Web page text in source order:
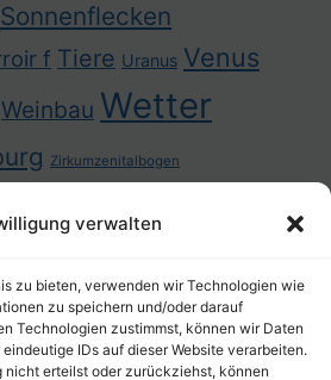
verwalten
zu bieten, verwenden wir Technologien wie
zu speichern und/oder darauf
Technologien zustimmst, können wir Daten
IDs auf dieser Website verarbeiten.
nicht erteilst oder zurückziehst, können
Sonnenflecken
f Tiere Uranus Venus
Weinbau Wetter
Zirkumzenitalbogen